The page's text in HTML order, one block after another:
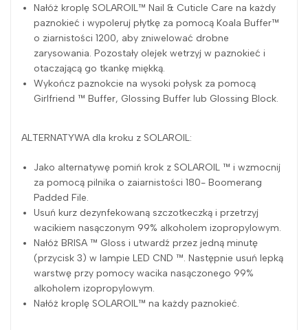
Nałóż kroplę SOLAROIL™ Nail & Cuticle Care na każdy
paznokieć i wypoleruj płytkę za pomocą Koala Buffer™
o ziarnistości 1200, aby zniwelować drobne
zarysowania. Pozostały olejek wetrzyj w paznokieć i
otaczającą go tkankę miękką.
Wykończ paznokcie na wysoki połysk za pomocą
Girlfriend ™ Buffer, Glossing Buffer lub Glossing Block.
ALTERNATYWA dla kroku z SOLAROIL:
Jako alternatywę pomiń krok z SOLAROIL ™ i wzmocnij
za pomocą pilnika o zaiarnistości 180- Boomerang
Padded File.
Usuń kurz dezynfekowaną szczotkeczką i przetrzyj
wacikiem nasączonym 99% alkoholem izopropylowym.
Nałóż BRISA ™ Gloss i utwardź przez jedną minutę
(przycisk 3) w lampie LED CND ™. Następnie usuń lepką
warstwę przy pomocy wacika nasączonego 99%
alkoholem izopropylowym.
Nałóż kroplę SOLAROIL™ na każdy paznokieć.